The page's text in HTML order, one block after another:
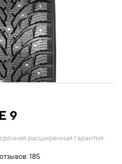
9
расширенная гарантия
185